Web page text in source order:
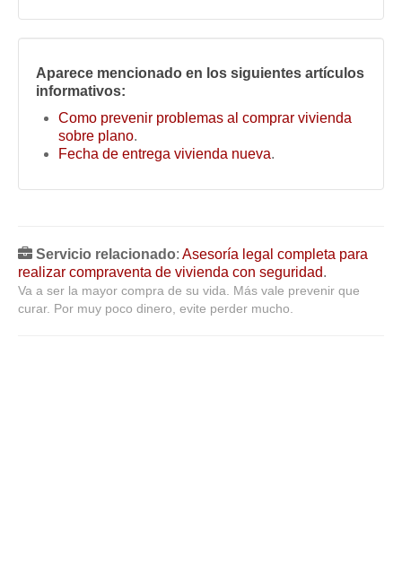
Aparece mencionado en los siguientes artículos
informativos:
Como prevenir problemas al comprar vivienda
sobre plano.
Fecha de entrega vivienda nueva.
Servicio relacionado: Asesoría legal completa para
realizar compraventa de vivienda con seguridad.
Va a ser la mayor compra de su vida. Más vale prevenir que
curar. Por muy poco dinero, evite perder mucho.